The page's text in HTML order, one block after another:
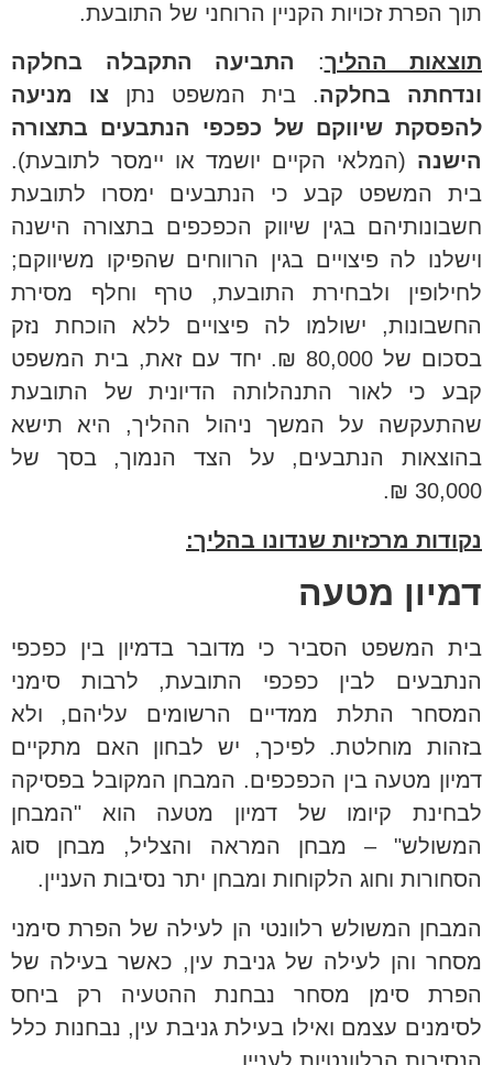
תוך הפרת זכויות הקניין הרוחני של התובעת.
תוצאות ההליך: התביעה התקבלה בחלקה
ונדחתה בחלקה. בית המשפט נתן צו מניעה
להפסקת שיווקם של כפכפי הנתבעים בתצורה
הישנה (המלאי הקיים יושמד או יימסר לתובעת).
בית המשפט קבע כי הנתבעים ימסרו לתובעת
חשבונותיהם בגין שיווק הכפכפים בתצורה הישנה
וישלנו לה פיצויים בגין הרווחים שהפיקו משיווקם;
לחילופין ולבחירת התובעת, טרף וחלף מסירת
החשבונות, ישולמו לה פיצויים ללא הוכחת נזק
בסכום של 80,000 ₪. יחד עם זאת, בית המשפט
קבע כי לאור התנהלותה הדיונית של התובעת
שהתעקשה על המשך ניהול ההליך, היא תישא
בהוצאות הנתבעים, על הצד הנמוך, בסך של
30,000 ₪.
נקודות מרכזיות שנדונו בהליך:
דמיון מטעה
בית המשפט הסביר כי מדובר בדמיון בין כפכפי
הנתבעים לבין כפכפי התובעת, לרבות סימני
המסחר התלת ממדיים הרשומים עליהם, ולא
בזהות מוחלטת. לפיכך, יש לבחון האם מתקיים
דמיון מטעה בין הכפכפים. המבחן המקובל בפסיקה
לבחינת קיומו של דמיון מטעה הוא "המבחן
המשולש" – מבחן המראה והצליל, מבחן סוג
הסחורות וחוג הלקוחות ומבחן יתר נסיבות העניין.
המבחן המשולש רלוונטי הן לעילה של הפרת סימני
מסחר והן לעילה של גניבת עין, כאשר בעילה של
הפרת סימן מסחר נבחנת ההטעיה רק ביחס
לסימנים עצמם ואילו בעילת גניבת עין, נבחנות כלל